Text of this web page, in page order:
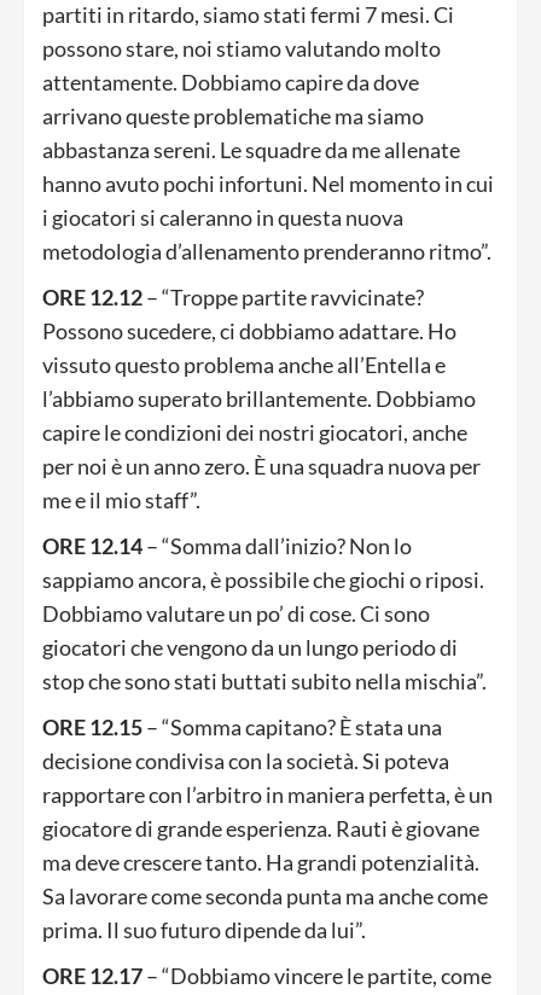
partiti in ritardo, siamo stati fermi 7 mesi. Ci
possono stare, noi stiamo valutando molto
attentamente. Dobbiamo capire da dove
arrivano queste problematiche ma siamo
abbastanza sereni. Le squadre da me allenate
hanno avuto pochi infortuni. Nel momento in cui
i giocatori si caleranno in questa nuova
metodologia d’allenamento prenderanno ritmo”.
ORE 12.12– “Troppe partite ravvicinate?
Possono sucedere, ci dobbiamo adattare. Ho
vissuto questo problema anche all’Entella e
l’abbiamo superato brillantemente. Dobbiamo
capire le condizioni dei nostri giocatori, anche
per noi è un anno zero. È una squadra nuova per
me e il mio staff”.
ORE 12.14– “Somma dall’inizio? Non lo
sappiamo ancora, è possibile che giochi o riposi.
Dobbiamo valutare un po’ di cose. Ci sono
giocatori che vengono da un lungo periodo di
stop che sono stati buttati subito nella mischia”.
ORE 12.15– “Somma capitano? È stata una
decisione condivisa con la società. Si poteva
rapportare con l’arbitro in maniera perfetta, è un
giocatore di grande esperienza. Rauti è giovane
ma deve crescere tanto. Ha grandi potenzialità.
Sa lavorare come seconda punta ma anche come
prima. Il suo futuro dipende da lui”.
ORE 12.17– “Dobbiamo vincere le partite, come